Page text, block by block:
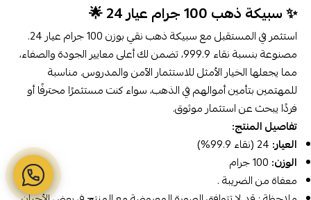
✨ سبيكة ذهب 100 جرام عيار 24 🌟
استثمر في المستقبل مع سبيكة ذهب نقي بوزن 100 جرام عيار 24.
مصنوعة بنسبة نقاء 999.9، تضمن لك أعلى معايير الجودة والصفاء،
مما يجعلها الخيار الأمثل للاستثمار الآمن والمدروس. مناسبة
للمهتمين بتأمين أموالهم في الذهب، سواء كنت مستثمرًا محترفًا أو
فردًا يبحث عن استثمار موثوق.
تفاصيل المنتج:
العيار:
الوزن:
معفاة من الضريبة .